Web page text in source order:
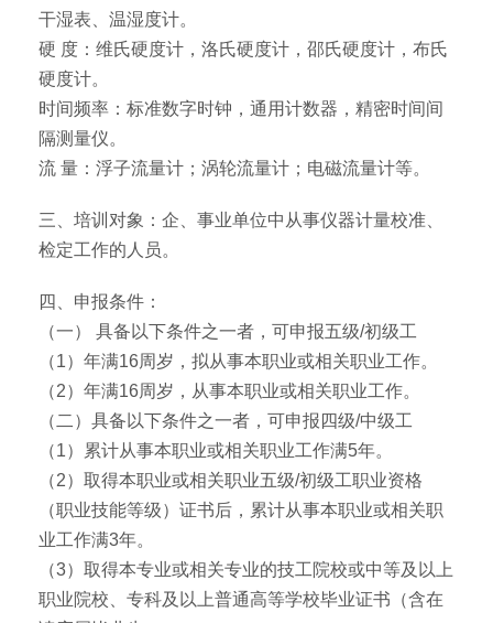
干湿表、温湿度计。
硬 度：维氏硬度计，洛氏硬度计，邵氏硬度计，布氏
硬度计。
时间频率：标准数字时钟，通用计数器，精密时间间
隔测量仪。
流 量：浮子流量计；涡轮流量计；电磁流量计等。
三、培训对象：企、事业单位中从事仪器计量校准、
检定工作的人员。
四、申报条件：
（一） 具备以下条件之一者，可申报五级/初级工
（1）年满16周岁，拟从事本职业或相关职业工作。
（2）年满16周岁，从事本职业或相关职业工作。
（二）具备以下条件之一者，可申报四级/中级工
（1）累计从事本职业或相关职业工作满5年。
（2）取得本职业或相关职业五级/初级工职业资格
（职业技能等级）证书后，累计从事本职业或相关职
业工作满3年。
（3）取得本专业或相关专业的技工院校或中等及以上
职业院校、专科及以上普通高等学校毕业证书（含在